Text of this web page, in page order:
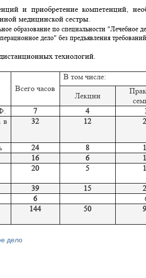
и приобретение компетенций,
медицинской сестры
образование по специальности "Лечебное
дело" без предъявления
технологий.
Всего часов
В том числе:
Лекции
7 4
в
32 12
24 8
16 6
20 5
39 15
6
144 50
дело